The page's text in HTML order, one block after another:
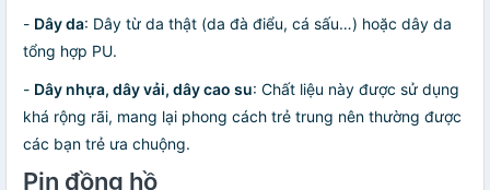
- Dây da: Dây từ da thật (da đà điểu, cá sấu…) hoặc dây da
tổng hợp PU.
- Dây nhựa, dây vải, dây cao su: Chất liệu này được sử dụng
khá rộng rãi, mang lại phong cách trẻ trung nên thường được
các bạn trẻ ưa chuộng.
Pin đồng hồ